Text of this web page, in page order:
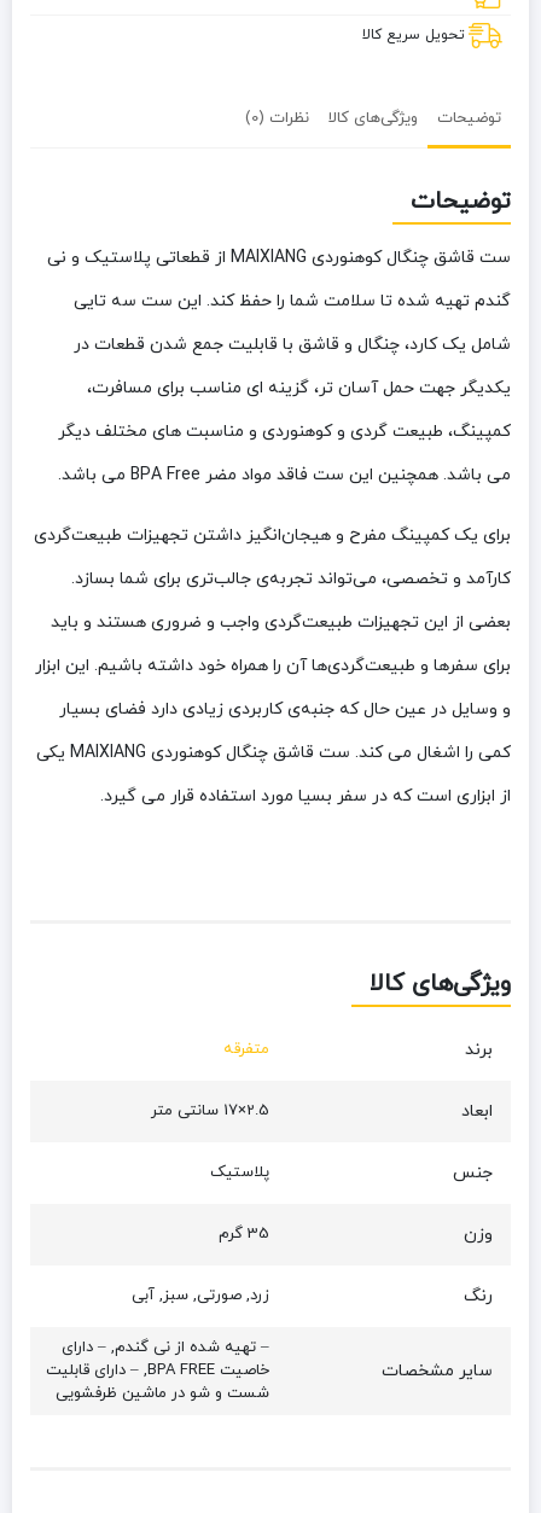
تحویل سریع کالا
توضیحات ویژگی‌های کالا نظرات (0)
توضیحات
ست قاشق چنگال کوهنوردی MAIXIANG
از قطعاتی پلاستیک و نی
گندم تهیه شده تا سلامت شما را حفظ کند. این ست سه تایی
شامل یک کارد، چنگال و قاشق با قابلیت جمع شدن قطعات در
یکدیگر جهت حمل آسان تر، گزینه ای مناسب برای مسافرت،
کمپینگ، طبیعت گردی و کوهنوردی و مناسبت های مختلف دیگر
می باشد. همچنین این ست فاقد مواد مضر BPA Free می باشد.
برای یک کمپینگ مفرح و هیجان‌انگیز داشتن تجهیزات طبیعت‌گردی
کارآمد و تخصصی، می‌تواند تجربه‌ی جالب‌تری برای شما بسازد.
بعضی از این تجهیزات طبیعت‌گردی واجب و ضروری هستند و باید
برای سفرها و طبیعت‌گردی‌ها آن را همراه خود داشته باشیم. این ابزار
و وسایل در عین حال که جنبه‌ی کاربردی زیادی دارد فضای بسیار
کمی را اشغال می کند. ست قاشق چنگال کوهنوردی MAIXIANG یکی
از ابزاری است که در سفر بسیا مورد استفاده قرار می گیرد.
ویژگی‌های کالا
برند متفرقه
ابعاد 2.5×17 سانتی متر
جنس پلاستیک
وزن 35 گرم
رنگ زرد, صورتی, سبز, آبی
سایر مشخصات
– تهیه شده از نی گندم, – دارای
خاصیت BPA FREE, – دارای قابلیت
شست و شو در ماشین ظرفشویی